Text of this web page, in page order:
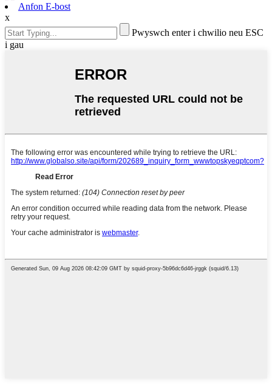
Anfon E-bost
x
Pwyswch enter i chwilio neu ESC
i gau